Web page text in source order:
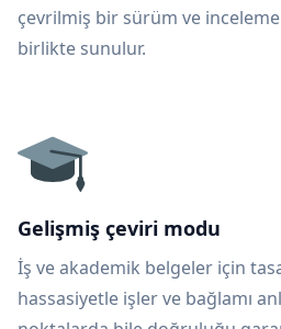
çevrilmiş bir sürüm ve
birlikte sunulur.
Gelişmiş çeviri modu
İş ve akademik belgeler için
hassasiyetle işler ve bağlamı